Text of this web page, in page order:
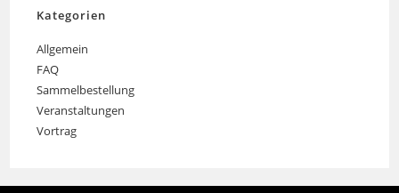
Kategorien
Allgemein
FAQ
Sammelbestellung
Veranstaltungen
Vortrag